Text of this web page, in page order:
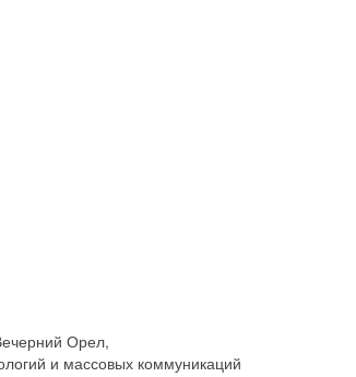
Орел,
и массовых коммуникаций